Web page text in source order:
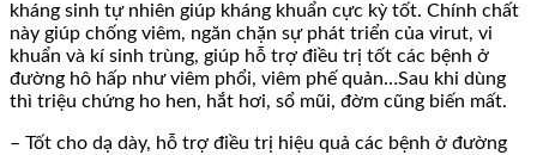
kháng sinh tự nhiên giúp kháng khuẩn cực kỳ tốt. Chính chất
này giúp chống viêm, ngăn chặn sự phát triển của virut, vi
khuẩn và kí sinh trùng, giúp hỗ trợ điều trị tốt các bệnh ở
đường hô hấp như viêm phổi, viêm phế quản…Sau khi dùng
thì triệu chứng ho hen, hắt hơi, sổ mũi, đờm cũng biến mất.
– Tốt cho dạ dày, hỗ trợ điều trị hiệu quả các bệnh ở đường